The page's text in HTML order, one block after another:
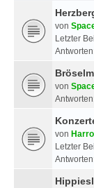
von
Letzter
von
von Harro
Letzter